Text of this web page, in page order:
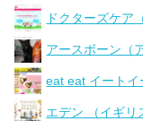
ドクターズケア
アースボーン（
eat eat イートイ
エデン （イギリ